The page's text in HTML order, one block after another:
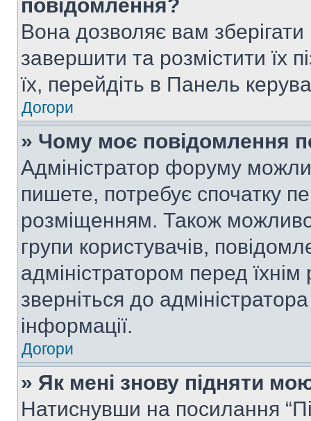
повідомлення?
Вона дозволяє вам
завершити та розмістити їх
їх, перейдіть в Панель
Догори
» Чому моє повідомлення
Адміністратор форуму
пишете, потребує спочатку
розміщенням. Також
групи користувачів,
адміністратором перед
зверніться до
інформації.
Догори
» Як мені знову підняти
Натиснувши на посилання